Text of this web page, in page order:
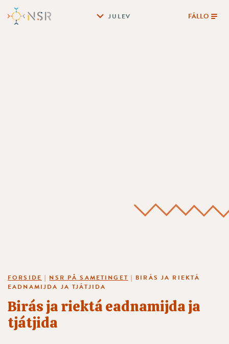
JULEV FÁLLO
FORSIDE | NSR PÅ SAMETINGET | BIRÁS JA RIEKTÁ
EADNAMIJDA JA TJÁTJIDA
Birás ja riektá eadnamijda ja
tjátjida